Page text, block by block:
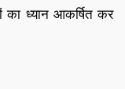
का ध्यान आकर्षित कर